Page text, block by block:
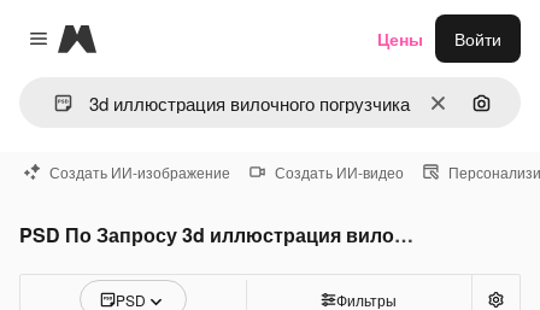
Close menu
Magnific
ОчиститьПоиск
Цены Войти
Создать ИИ-изображение Создать ИИ-видео
PSD По Запросу 3d иллюстрация вилочного погрузчика
PSD Фильтры